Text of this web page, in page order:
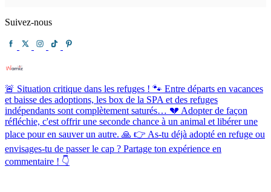
Suivez-nous
🚨 Situation critique dans les refuges ! 🐾 Entre départs en vacances
et baisse des adoptions, les box de la SPA et des refuges
indépendants sont complètement saturés… 💔 Adopter de façon
réfléchie, c'est offrir une seconde chance à un animal et libérer une
place pour en sauver un autre. 🙏 👉 As-tu déjà adopté en refuge ou
envisages-tu de passer le cap ? Partage ton expérience en
commentaire ! 👇